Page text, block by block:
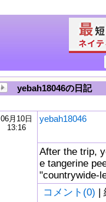
yebah18046の日記
06月10日
13:16
yebah18046
After the trip,
e tangerine
"countrywide-
コメント(0) |